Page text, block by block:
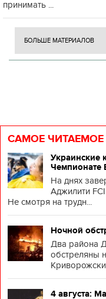
принимать ...
БОЛЬШЕ МАТЕРИАЛОВ
САМОЕ ЧИТАЕМОЕ
Украинские
Чемпионате
На днях
Аджилити
Не смотря на трудн...
Ночной
Два района
обстреляны
4 августа: